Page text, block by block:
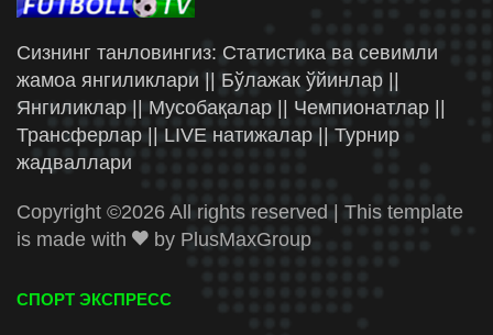
Сизнинг танловингиз: Статистика ва севимли
жамоа янгиликлари || Бўлажак ўйинлар ||
Янгиликлар || Мусобақалар || Чемпионатлар ||
Трансферлар || LIVE натижалар || Турнир
жадваллари
Copyright ©2026 All rights reserved | This template
is made with
by PlusMaxGroup
СПОРТ ЭКСПРЕСС